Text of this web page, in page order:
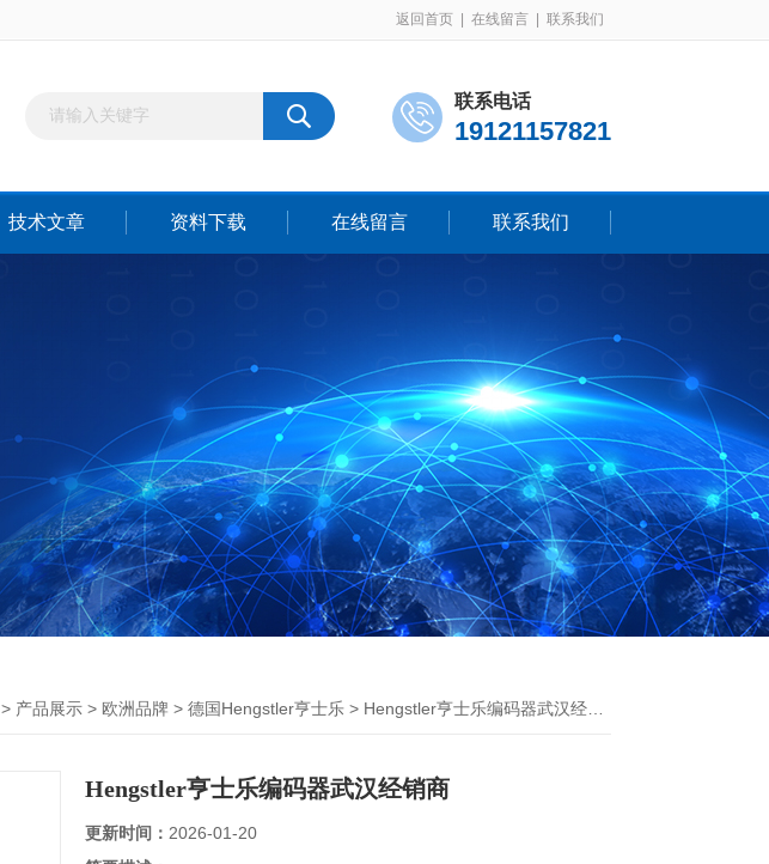
返回首页 在线留言 联系我们
联系电话
19121157821
技术文章 资料下载 在线留言 联系我们
> 产品展示 > 欧洲品牌 > 德国Hengstler亨士乐 > Hengstler亨士乐编码器武汉经销商
Hengstler亨士乐编码器武汉经销商
更新时间： 2026-01-20